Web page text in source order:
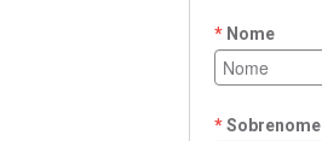
Nome
Sobrenome